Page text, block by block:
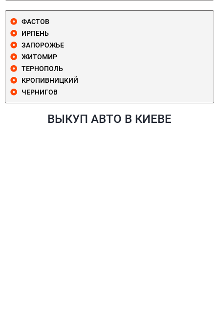
ФАСТОВ
ИРПЕНЬ
ЗАПОРОЖЬЕ
ЖИТОМИР
ТЕРНОПОЛЬ
КРОПИВНИЦКИЙ
ЧЕРНИГОВ
ВЫКУП АВТО В КИЕВЕ